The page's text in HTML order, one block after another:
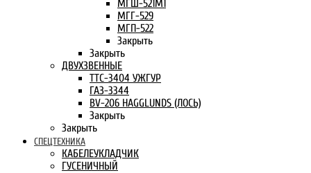
МГШ-521М1
МГГ-529
МГП-522
Закрыть
Закрыть
ДВУХЗВЕННЫЕ
ТТС-3404 УЖГУР
ГАЗ-3344
BV-206 HAGGLUNDS (ЛОСЬ)
Закрыть
Закрыть
СПЕЦТЕХНИКА
КАБЕЛЕУКЛАДЧИК
ГУСЕНИЧНЫЙ